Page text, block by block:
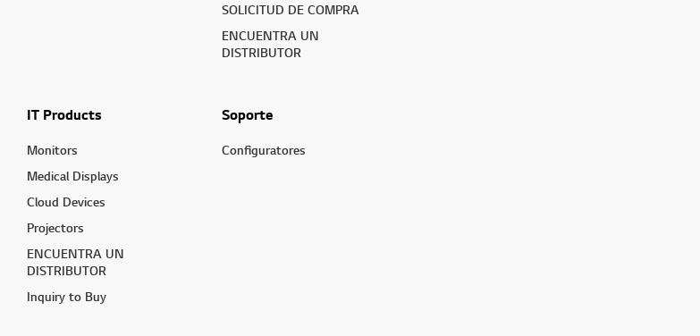
SOLICITUD DE COMPRA
ENCUENTRA UN
DISTRIBUTOR
IT Products
Monitors
Medical Displays
Cloud Devices
Projectors
ENCUENTRA UN
DISTRIBUTOR
Inquiry to Buy
Soporte
Configuratores